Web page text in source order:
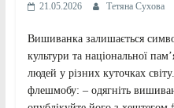
21.05.2026 Тетяна Сухова
Вишиванка залишається
культури та національної
людей у різних куточках
флешмобу: – одягніть